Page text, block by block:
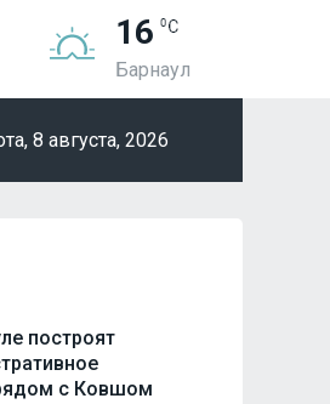
16
Барнаул
8 августа, 2026
построят
с Ковшом